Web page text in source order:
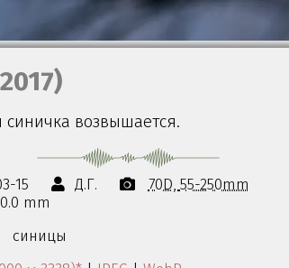
возвышается.
15 Д.Г. 70D 55-250mm
mm
синицы